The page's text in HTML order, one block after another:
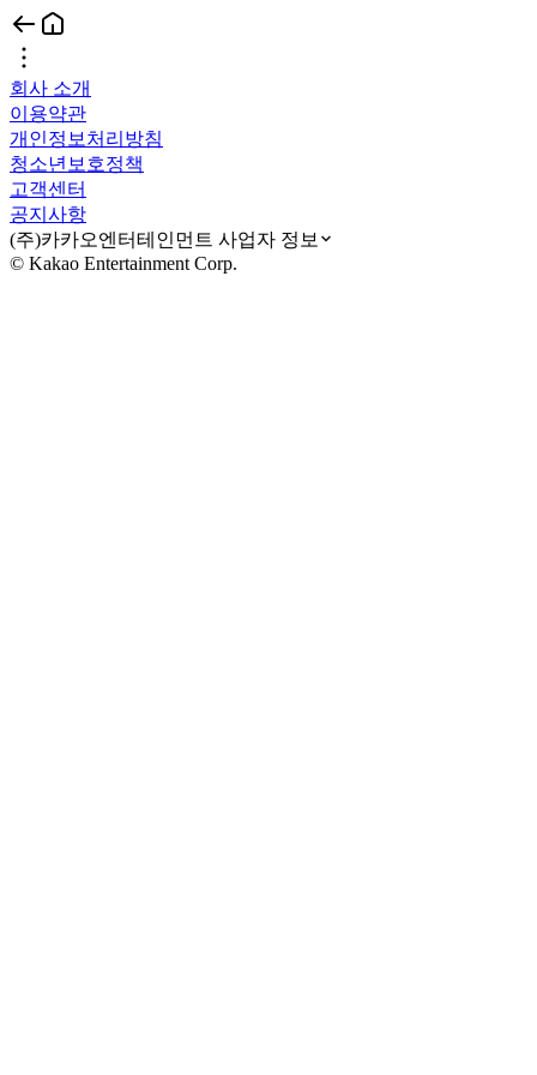
회사 소개
이용약관
개인정보처리방침
청소년보호정책
고객센터
공지사항
(주)카카오엔터테인먼트 사업자 정보
© Kakao Entertainment Corp.